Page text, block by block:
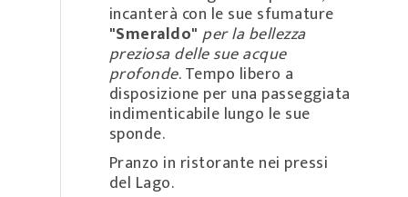
incanterà con le sue sfumature
"Smeraldo" per la bellezza
preziosa delle sue acque
profonde. Tempo libero a
disposizione per una passeggiata
indimenticabile lungo le sue
sponde.
Pranzo in ristorante nei pressi
del Lago.